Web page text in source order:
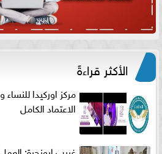
الأكثر قراءةً
مركز اوركيدا
الاعتماد الكامل